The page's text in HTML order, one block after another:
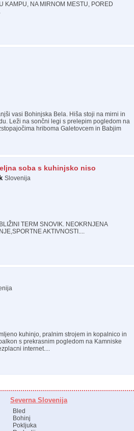
KAMPU, NA MIRNOM MESTU, PORED
vasi Bohinjska Bela. Hiša stoji na mirni in
Leži na sončni legi s prelepim pogledom na
hriboma Galetovcem in Babjim
soba s kuhinjsko niso
Slovenija
TERM SNOVIK. NEOKRNJENA
AKTIVNOSTI....
kuhinjo, pralnim strojem in kopalnico in
s prekrasnim pogledom na Kamniske
internet....
Severna Slovenija
Bled
Bohinj
Pokljuka